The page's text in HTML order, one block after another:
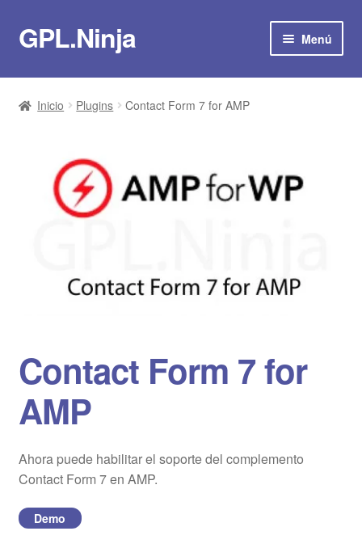
Ir
a
Ir
al
GPL.Ninja Menú
Suscribirse por 8€/mes
Plugins
Temas
Plantillas
Blog
Mi cuenta
Inicio Plugins Contact Form 7 for AMP
Contact Form 7 for
AMP
Ahora puede habilitar el soporte del complemento
Contact Form 7 en AMP.
Demo